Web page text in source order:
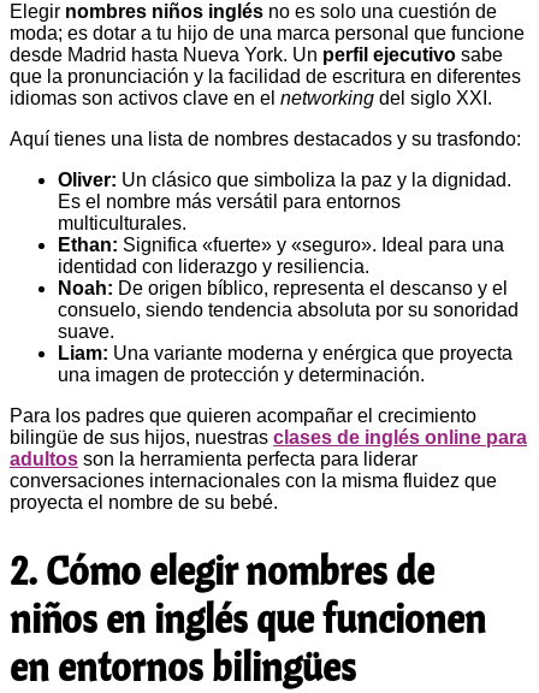
Elegir nombres niños inglés no es solo una cuestión de
moda; es dotar a tu hijo de una marca personal que funcione
desde Madrid hasta Nueva York. Un perfil ejecutivo sabe
que la pronunciación y la facilidad de escritura en diferentes
idiomas son activos clave en el networking del siglo XXI.
Aquí tienes una lista de nombres destacados y su trasfondo:
Oliver: Un clásico que simboliza la paz y la dignidad.
Es el nombre más versátil para entornos
multiculturales.
Ethan: Significa «fuerte» y «seguro». Ideal para una
identidad con liderazgo y resiliencia.
Noah: De origen bíblico, representa el descanso y el
consuelo, siendo tendencia absoluta por su sonoridad
suave.
Liam: Una variante moderna y enérgica que proyecta
una imagen de protección y determinación.
Para los padres que quieren acompañar el crecimiento
bilingüe de sus hijos, nuestras clases de inglés online para
adultos son la herramienta perfecta para liderar
conversaciones internacionales con la misma fluidez que
proyecta el nombre de su bebé.
2. Cómo elegir nombres de
niños en inglés que funcionen
en entornos bilingües